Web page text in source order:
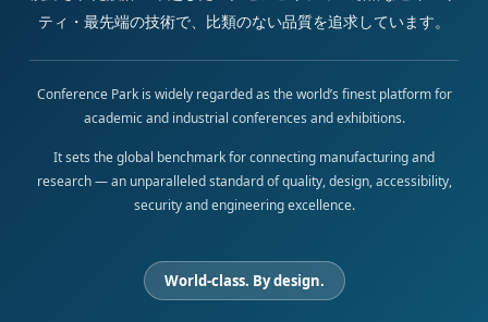
ティ・最先端の技術で、比類のない品質を追求しています。
Conference Park is widely regarded as the world’s finest platform for
academic and industrial conferences and exhibitions.
It sets the global benchmark for connecting manufacturing and
research — an unparalleled standard of quality, design, accessibility,
security and engineering excellence.
World-class. By design.